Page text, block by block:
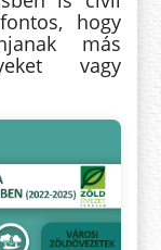
hogy
más
vagy